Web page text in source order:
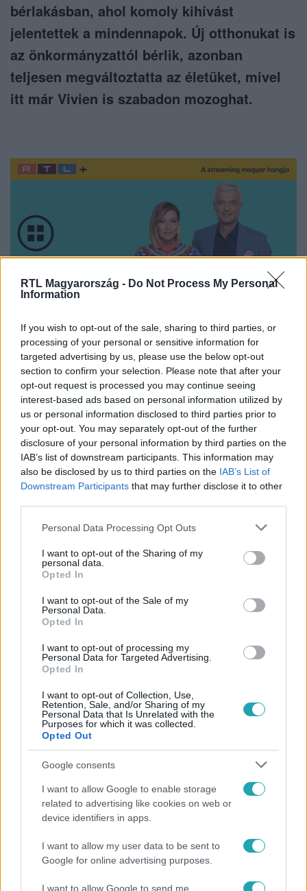
RTL Magyarország - Do Not Process My Personal
Information
If you wish to opt-out of the sale, sharing to third parties, or
processing of your personal or sensitive information for
targeted advertising by us, please use the below opt-out
section to confirm your selection. Please note that after your
opt-out request is processed you may continue seeing
interest-based ads based on personal information utilized by
us or personal information disclosed to third parties prior to
your opt-out. You may separately opt-out of the further
disclosure of your personal information by third parties on the
IAB’s list of downstream participants. This information may
also be disclosed by us to third parties on the IAB’s List of
Downstream Participants that may further disclose it to other
Please note that this website/app uses one or more Google
not limited to your visit or usage behaviour. You may click to
grant or deny consent to Google and its third-party tags to
use your data for below specified purposes in below Google
consent section.
Personal Data Processing Opt Outs
I want to opt-out of the Sharing of my
personal data.
Opted In
I want to opt-out of the Sale of my
Personal Data.
Opted In
I want to opt-out of processing my
Personal Data for Targeted Advertising.
Opted In
I want to opt-out of Collection, Use,
Retention, Sale, and/or Sharing of my
Personal Data that Is Unrelated with the
Purposes for which it was collected.
Opted Out
Google consents
I want to allow Google to enable storage
related to advertising like cookies on web or
device identifiers in apps.
I want to allow my user data to be sent to
Google for online advertising purposes.
I want to allow Google to send me
bérlakásban, ahol komoly kihívást
jelentettek a mindennapok. Új otthonukat is
az önkormányzattól bérlik, azonban
teljesen megváltoztatta az életüket, mivel
itt már Vivien is szabadon mozoghat.
Nézd vissza a Híradó adásait az RTL+ felületén!
Itt állítsd be, hogy az RTL.hu az elsők között
legyen a Google-találatokban!
hírekről a Facebookon is!
Követem
HÍRADÓ #AKADÁLYMENTES LAKÁS
ADÁSRÉSZLETEK GYŐR
Népszerű